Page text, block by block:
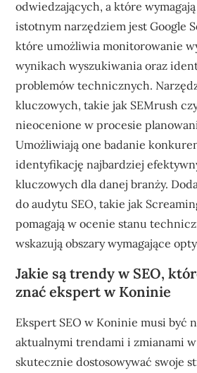
odwiedzających, a które
istotnym narzędziem jest Google
które umożliwia monitorowanie
wynikach wyszukiwania oraz
problemów technicznych.
kluczowych, takie jak SEMrush
nieocenione w procesie
Umożliwiają one badanie
identyfikację najbardziej
kluczowych dla danej branży.
do audytu SEO, takie jak
pomagają w ocenie stanu
wskazują obszary wymagające
Jakie są trendy w SEO,
znać ekspert w Koninie
Ekspert SEO w Koninie musi być
aktualnymi trendami i zmianami w
skutecznie dostosowywać swoje